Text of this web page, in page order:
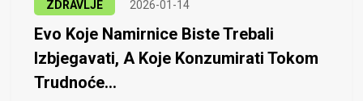
ZDRAVLJE 2026-01-14
Evo Koje Namirnice Biste Trebali
Izbjegavati, A Koje Konzumirati Tokom
Trudnoće...